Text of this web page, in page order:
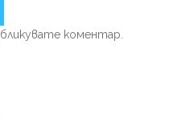
коментар.